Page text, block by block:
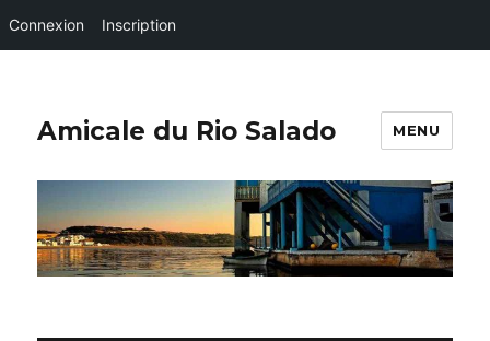
Connexion Inscription
Amicale du Rio Salado MENU